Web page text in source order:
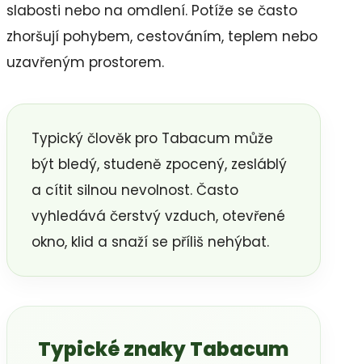
slabosti nebo na omdlení. Potíže se často
zhoršují pohybem, cestováním, teplem nebo
uzavřeným prostorem.
Typický člověk pro Tabacum může
být bledý, studeně zpocený, zesláblý
a cítit silnou nevolnost. Často
vyhledává čerstvý vzduch, otevřené
okno, klid a snaží se příliš nehýbat.
Typické znaky Tabacum